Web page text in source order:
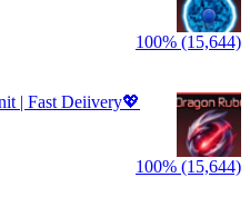
100% (15,644)
| Fast Deiivery💖
100% (15,644)